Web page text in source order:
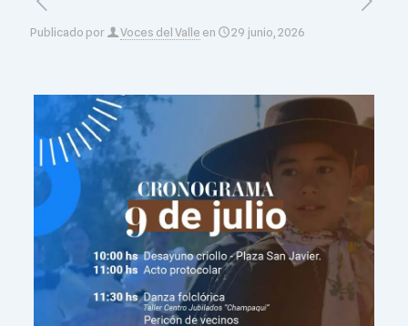
Publicado por Voces del Valle en 29 junio, 2026